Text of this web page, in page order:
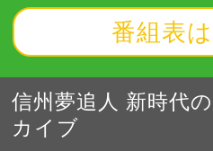
番組表
信州夢追人 新時代
カイブ